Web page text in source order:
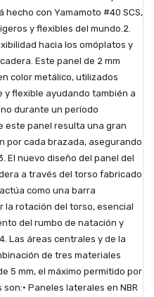
hecho con Yamamoto #40 SCS,
y flexibles del mundo.2.
hacia los omóplatos y
Este panel de 2 mm
color metálico, utilizados
y flexible ayudando también a
durante un período
este panel resulta una gran
por cada brazada, asegurando
El nuevo diseño del panel del
a través del torso fabricado
como una barra
la rotación del torso, esencial
del rumbo de natación y
Las áreas centrales y de la
de tres materiales
5 mm, el máximo permitido por
Paneles laterales en NBR